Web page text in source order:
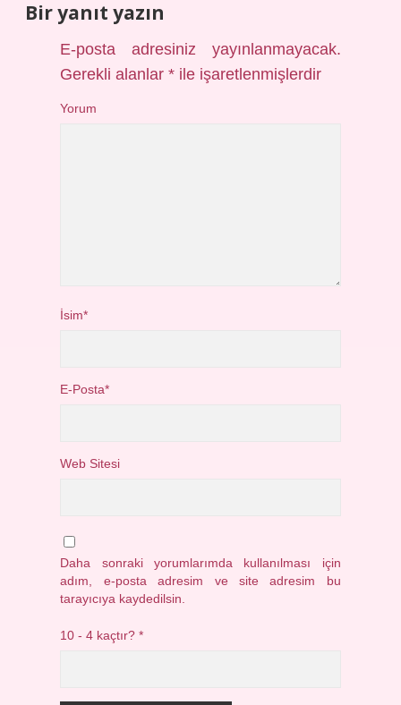
Bir yanıt yazın
E-posta adresiniz yayınlanmayacak.
Gerekli alanlar* ile işaretlenmişlerdir
Yorum
İsim*
E-Posta*
Web Sitesi
Daha sonraki yorumlarımda kullanılması için
adım, e-posta adresim ve site adresim bu
tarayıcıya kaydedilsin.
10 - 4 kaçtır?*